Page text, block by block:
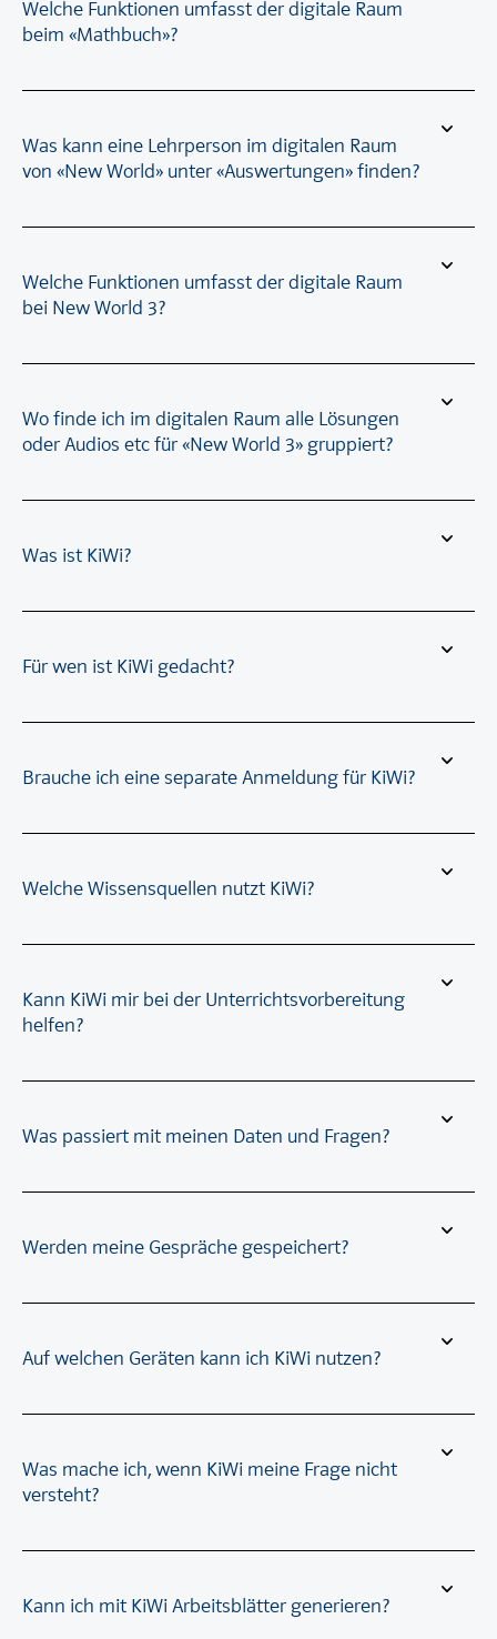
Welche Funktionen umfasst der digitale Raum
beim «Mathbuch»?
Was kann eine Lehrperson im digitalen Raum
von «New World» unter «Auswertungen» finden?
Welche Funktionen umfasst der digitale Raum
bei New World 3?
Wo finde ich im digitalen Raum alle Lösungen
oder Audios etc für «New World 3» gruppiert?
Was ist KiWi?
Für wen ist KiWi gedacht?
Brauche ich eine separate Anmeldung für KiWi?
Welche Wissensquellen nutzt KiWi?
Kann KiWi mir bei der Unterrichtsvorbereitung
helfen?
Was passiert mit meinen Daten und Fragen?
Werden meine Gespräche gespeichert?
Auf welchen Geräten kann ich KiWi nutzen?
Was mache ich, wenn KiWi meine Frage nicht
versteht?
Kann ich mit KiWi Arbeitsblätter generieren?